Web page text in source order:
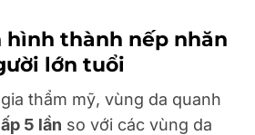
hình thành nếp nhăn
lớn tuổi
thẩm mỹ, vùng da quanh
5 lần so với các vùng da